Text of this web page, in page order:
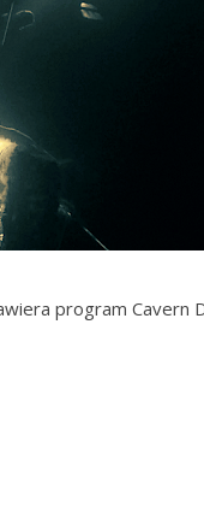
program Cavern